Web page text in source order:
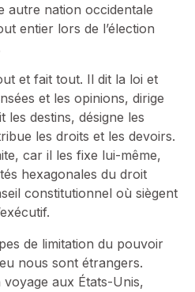
autre nation occidentale
entier lors de l’élection
et fait tout. Il dit la loi et
et les opinions, dirige
les destins, désigne les
les droits et les devoirs.
car il les fixe lui-même,
hexagonales du droit
constitutionnel où siègent
de limitation du pouvoir
nous sont étrangers.
aux États-Unis,